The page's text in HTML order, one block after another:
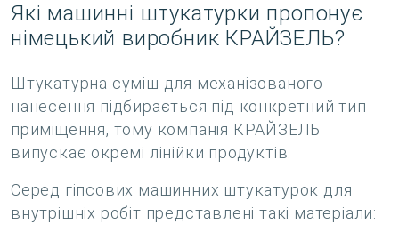
Які машинні штукатурки пропонує
німецький виробник КРАЙЗЕЛЬ?
Штукатурна суміш для механізованого
нанесення підбирається під конкретний тип
приміщення, тому компанія КРАЙЗЕЛЬ
випускає окремі лінійки продуктів.
Серед гіпсових машинних штукатурок для
внутрішніх робіт представлені такі матеріали: